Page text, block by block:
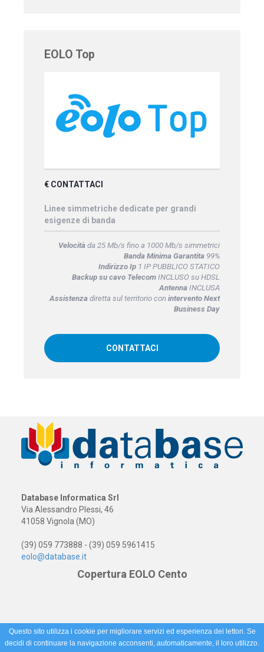
EOLO Top
€ CONTATTACI
Linee simmetriche dedicate per grandi
esigenze di banda
Velocitàda 25 Mb/s fino a 1000 Mb/s simmetrici
Banda Minima Garantita99%
Indirizzo Ip1 IP PUBBLICO STATICO
Backup su cavo TelecomINCLUSO su HDSL
AntennaINCLUSA
Assistenza diretta sul territorio con intervento Next
Business Day
CONTATTACI
Database Informatica Srl
Via Alessandro Plessi, 46
41058 Vignola (MO)
(39) 059 773888 - (39) 059 5961415
eolo@database.it
Copertura EOLO Cento
Questo sito utilizza i cookie per migliorare servizi ed esperienza dei lettori. Se
decidi di continuare la navigazione acconsenti, automaticamente, il loro utilizzo.